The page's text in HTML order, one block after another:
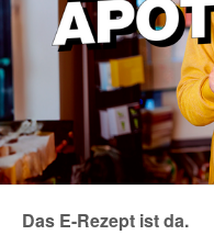
Das E-Rezept ist da.